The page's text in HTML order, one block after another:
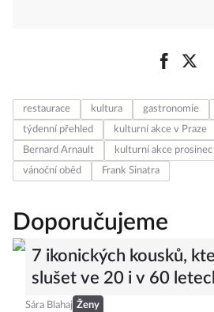
restaurace kultura gastronomie
týdenní přehled
kulturní akce v Praze
Bernard Arnault
kulturní akce prosinec
vánoční oběd
Frank Sinatra
Doporučujeme
7 ikonických kousků,
slušet ve 20 i v 60
Sára Blahaj Ženy